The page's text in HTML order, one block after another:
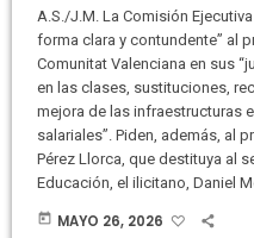
A.S./J.M. La Comisión
forma clara y contundente” al
Comunitat Valenciana en sus
en las clases, sustituciones,
mejora de las infraestructuras
salariales”. Piden, además, al
Pérez Llorca, que destituya al
Educación, el ilicitano, Daniel
today MAYO 26, 2026